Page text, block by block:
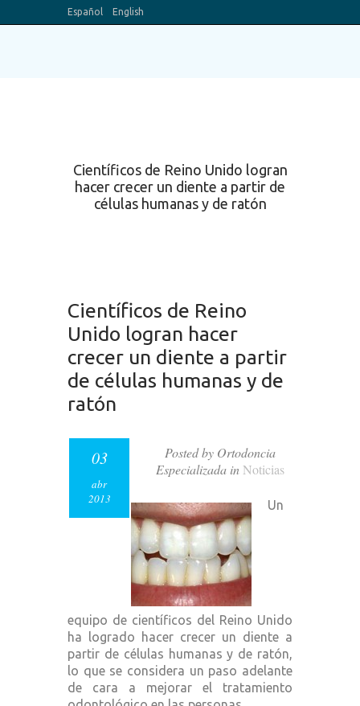
Español English
Científicos de Reino Unido logran
hacer crecer un diente a partir de
células humanas y de ratón
Científicos de Reino
Unido logran hacer
crecer un diente a partir
de células humanas y de
ratón
Posted by Ortodoncia
Especializada in Noticias
03
abr
2013
Un
equipo de científicos del Reino Unido
ha logrado hacer crecer un diente a
partir de células humanas y de ratón,
lo que se considera un paso adelante
de cara a mejorar el tratamiento